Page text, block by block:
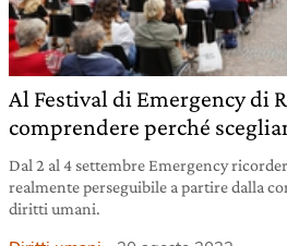
Al Festival di Emergency di
comprendere perché
Dal 2 al 4 settembre Emergency
realmente perseguibile a partire dalla
diritti umani.